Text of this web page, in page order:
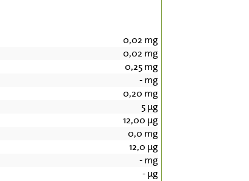
0,02 mg
0,02 mg
0,25mg
-mg
0,20 mg
5µg
12,00 µg
0,0 mg
12,0 µg
-mg
-µg